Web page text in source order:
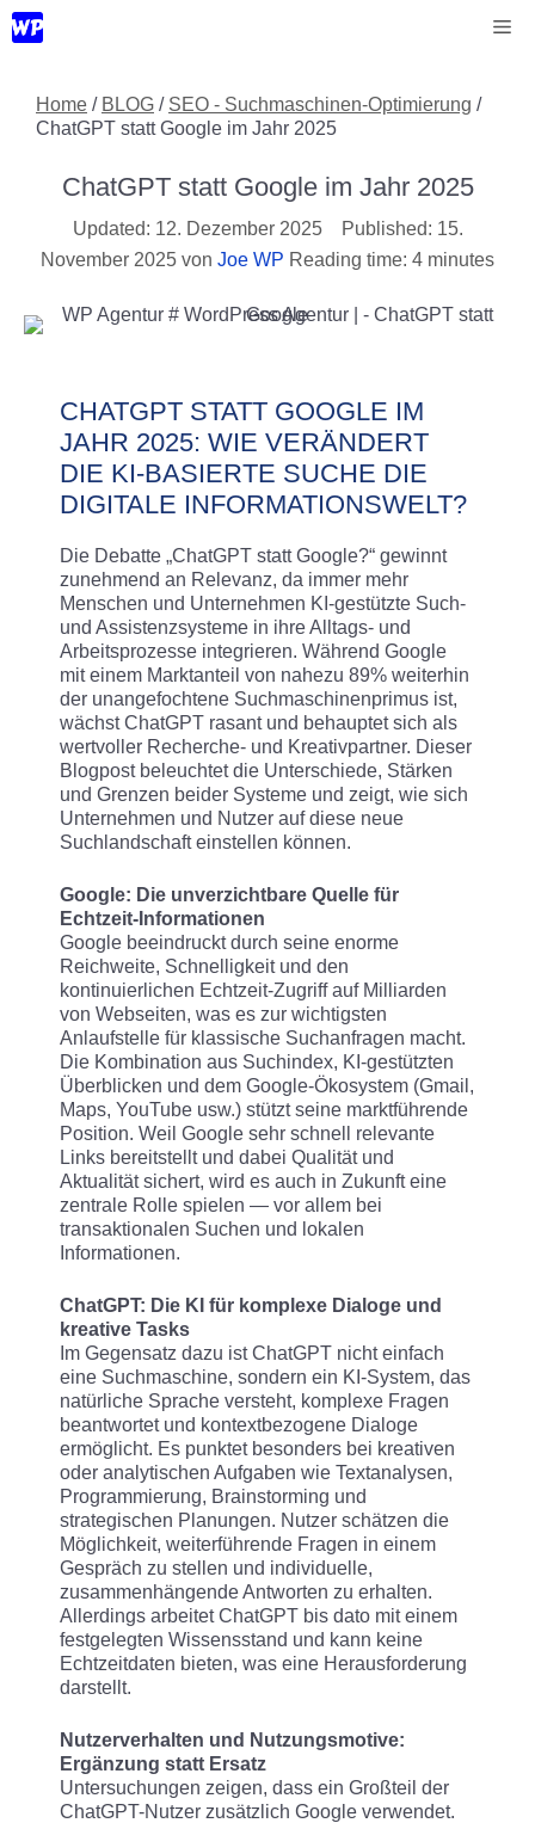
Zum
Inhalt
Home / BLOG / SEO - Suchmaschinen-Optimierung /
ChatGPT statt Google im Jahr 2025
ChatGPT statt Google im Jahr 2025
12. Dezember 2025
15.
November 2025 von Joe WP Reading time: 4 minutes
CHATGPT STATT GOOGLE IM
JAHR 2025: WIE VERÄNDERT
DIE KI-BASIERTE SUCHE DIE
DIGITALE INFORMATIONSWELT?
Die Debatte „ChatGPT statt Google?“ gewinnt
zunehmend an Relevanz, da immer mehr
Menschen und Unternehmen KI-gestützte Such-
und Assistenzsysteme in ihre Alltags- und
Arbeitsprozesse integrieren. Während Google
mit einem Marktanteil von nahezu 89% weiterhin
der unangefochtene Suchmaschinenprimus ist,
wächst ChatGPT rasant und behauptet sich als
wertvoller Recherche- und Kreativpartner. Dieser
Blogpost beleuchtet die Unterschiede, Stärken
und Grenzen beider Systeme und zeigt, wie sich
Unternehmen und Nutzer auf diese neue
Suchlandschaft einstellen können.
Google: Die unverzichtbare Quelle für
Echtzeit-Informationen
Google beeindruckt durch seine enorme
Reichweite, Schnelligkeit und den
kontinuierlichen Echtzeit-Zugriff auf Milliarden
von Webseiten, was es zur wichtigsten
Anlaufstelle für klassische Suchanfragen macht.
Die Kombination aus Suchindex, KI-gestützten
Überblicken und dem Google-Ökosystem (Gmail,
Maps, YouTube usw.) stützt seine marktführende
Position. Weil Google sehr schnell relevante
Links bereitstellt und dabei Qualität und
Aktualität sichert, wird es auch in Zukunft eine
zentrale Rolle spielen — vor allem bei
transaktionalen Suchen und lokalen
Informationen.
ChatGPT: Die KI für komplexe Dialoge und
kreative Tasks
Im Gegensatz dazu ist ChatGPT nicht einfach
eine Suchmaschine, sondern ein KI-System, das
natürliche Sprache versteht, komplexe Fragen
beantwortet und kontextbezogene Dialoge
ermöglicht. Es punktet besonders bei kreativen
oder analytischen Aufgaben wie Textanalysen,
Programmierung, Brainstorming und
strategischen Planungen. Nutzer schätzen die
Möglichkeit, weiterführende Fragen in einem
Gespräch zu stellen und individuelle,
zusammenhängende Antworten zu erhalten.
Allerdings arbeitet ChatGPT bis dato mit einem
festgelegten Wissensstand und kann keine
Echtzeitdaten bieten, was eine Herausforderung
darstellt.
Nutzerverhalten und Nutzungsmotive:
Ergänzung statt Ersatz
Untersuchungen zeigen, dass ein Großteil der
ChatGPT-Nutzer zusätzlich Google verwendet.